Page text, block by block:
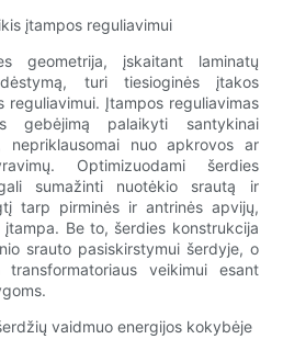
įtampos reguliavimui
geometrija, įskaitant laminatų
turi tiesioginės įtakos
reguliavimui. Įtampos reguliavimas
gebėjimą palaikyti santykinai
nepriklausomai nuo apkrovos ar
Optimizuodami šerdies
sumažinti nuotėkio srautą ir
tarp pirminės ir antrinės apvijų,
Be to, šerdies konstrukcija
srauto pasiskirstymui šerdyje, o
veikimui esant
vaidmuo energijos kokybėje